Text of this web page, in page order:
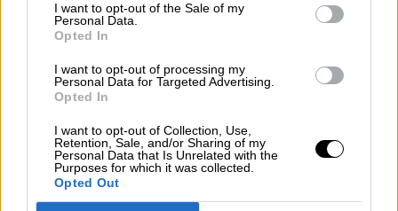
I want to opt-out of the Sale of my
Personal Data.
Opted In
I want to opt-out of processing my
Personal Data for Targeted Advertising.
Opted In
I want to opt-out of Collection, Use,
Retention, Sale, and/or Sharing of my
Personal Data that Is Unrelated with the
Purposes for which it was collected.
Opted Out
¿QUÉ ESTÁ PASANDO EN EL
MUNDO? 11-M, 20 años después